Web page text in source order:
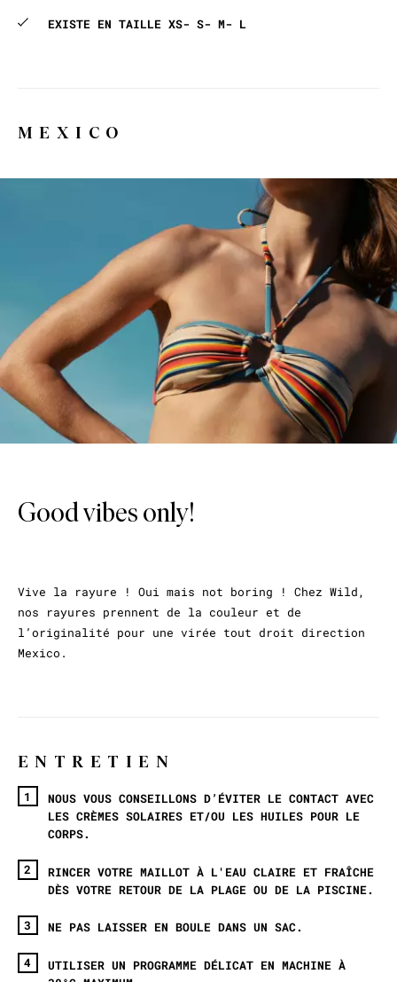
EXISTE EN TAILLE XS- S- M- L
MEXICO
Good vibes only!
Vive la rayure ! Oui mais not boring ! Chez Wild,
nos rayures prennent de la couleur et de
l’originalité pour une virée tout droit direction
Mexico.
ENTRETIEN
NOUS VOUS CONSEILLONS D’ÉVITER LE CONTACT AVEC
LES CRÈMES SOLAIRES ET/OU LES HUILES POUR LE
CORPS.
RINCER VOTRE MAILLOT À L'EAU CLAIRE ET FRAÎCHE
DÈS VOTRE RETOUR DE LA PLAGE OU DE LA PISCINE.
NE PAS LAISSER EN BOULE DANS UN SAC.
UTILISER UN PROGRAMME DÉLICAT EN MACHINE À